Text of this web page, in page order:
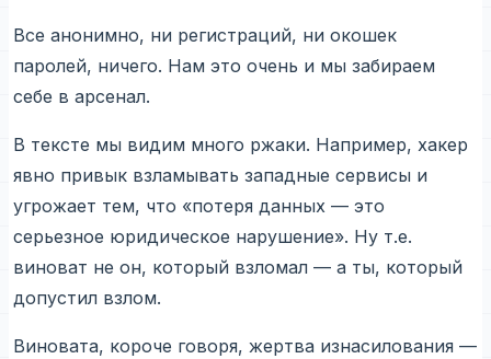
Все анонимно, ни регистраций, ни окошек
паролей, ничего. Нам это очень и мы забираем
себе в арсенал.
В тексте мы видим много ржаки. Например, хакер
явно привык взламывать западные сервисы и
угрожает тем, что «потеря данных — это
серьезное юридическое нарушение». Ну т.е.
виноват не он, который взломал — а ты, который
допустил взлом.
Виновата, короче говоря, жертва изнасилования —